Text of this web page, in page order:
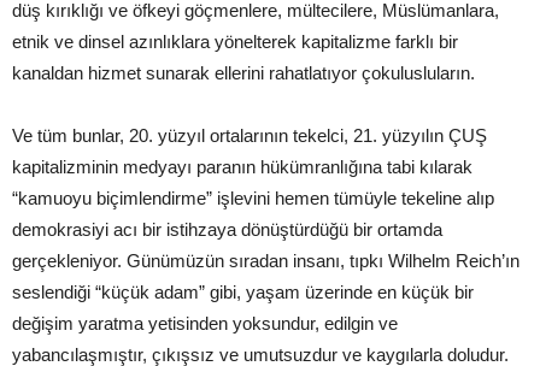
düş kırıklığı ve öfkeyi göçmenlere, mültecilere, Müslümanlara,
etnik ve dinsel azınlıklara yönelterek kapitalizme farklı bir
kanaldan hizmet sunarak ellerini rahatlatıyor çokulusluların.
Ve tüm bunlar, 20. yüzyıl ortalarının tekelci, 21. yüzyılın ÇUŞ
kapitalizminin medyayı paranın hükümranlığına tabi kılarak
“kamuoyu biçimlendirme” işlevini hemen tümüyle tekeline alıp
demokrasiyi acı bir istihzaya dönüştürdüğü bir ortamda
gerçekleniyor. Günümüzün sıradan insanı, tıpkı Wilhelm Reich’ın
seslendiği “küçük adam” gibi, yaşam üzerinde en küçük bir
değişim yaratma yetisinden yoksundur, edilgin ve
yabancılaşmıştır, çıkışsız ve umutsuzdur ve kaygılarla doludur.